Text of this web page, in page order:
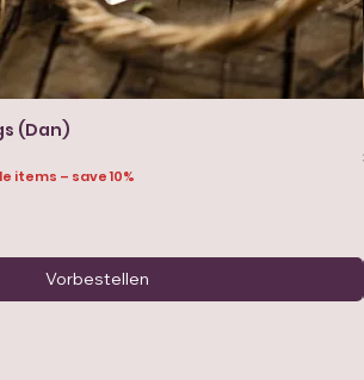
(Dan)
items – save 10%
Vorbestellen